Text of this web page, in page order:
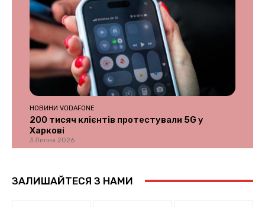
НОВИНИ VODAFONE
200 тисяч клієнтів протестували 5G у
Харкові
3 Липня 2026
ЗАЛИШАЙТЕСЯ З НАМИ